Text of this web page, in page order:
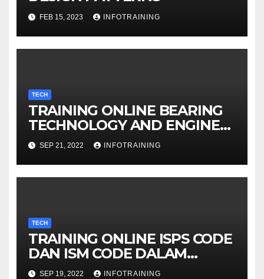
FEB 15, 2023 INFOTRAINING
TECH
TRAINING ONLINE BEARING
TECHNOLOGY AND ENGINE
LUBRICATION SYSTEM
SEP 21, 2022 INFOTRAINING
TECH
TRAINING ONLINE ISPS CODE
DAN ISM CODE DALAM
PELAYARAN
SEP 19, 2022 INFOTRAINING